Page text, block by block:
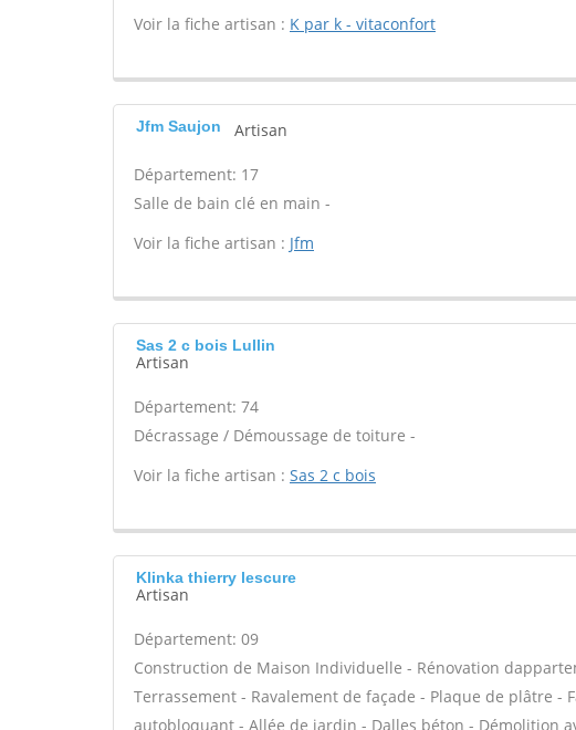
Voir la fiche artisan : K par k - vitaconfort
Jfm Saujon Artisan
Département: 17
Salle de bain clé en main -
Voir la fiche artisan : Jfm
Sas 2 c bois Lullin
Artisan
Département: 74
Décrassage / Démoussage de toiture -
Voir la fiche artisan : Sas 2 c bois
Klinka thierry lescure
Artisan
Département: 09
Construction de Maison Individuelle - Rénovation
Terrassement - Ravalement de façade - Plaque de plâtre -
autobloquant - Allée de jardin - Dalles béton - Démolition